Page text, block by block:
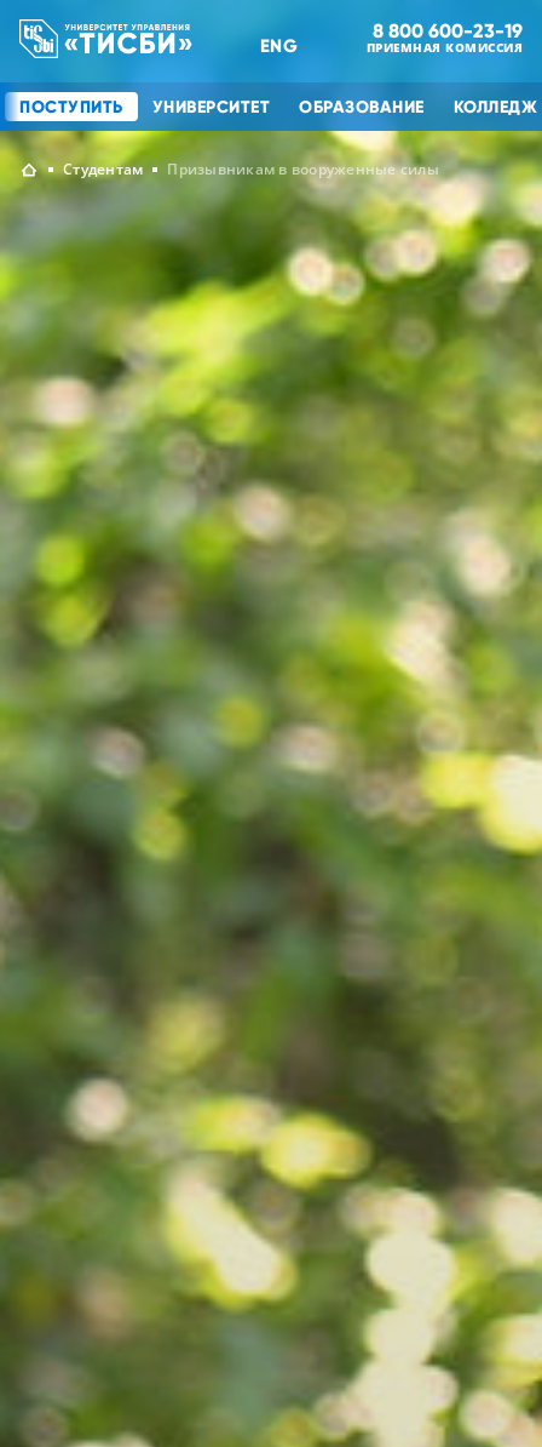
ENG
8 800 600-23-19
ПРИЕМНАЯ КОМИССИЯ
ПОСТУПИТЬ УНИВЕРСИТЕТ ОБРАЗОВАНИЕ КОЛЛЕДЖ
Студентам Призывникам в вооруженные силы